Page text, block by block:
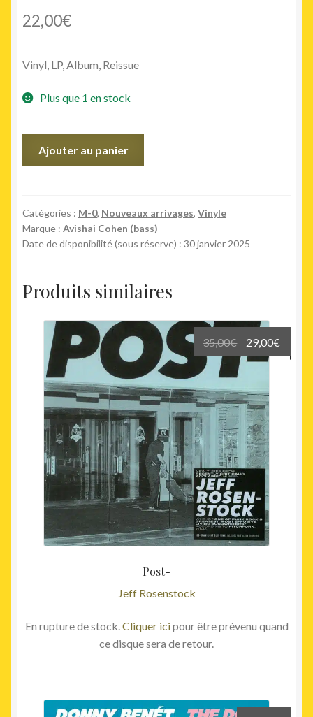
22,00€
Vinyl, LP, Album, Reissue
Plus que 1 en stock
Ajouter au panier
Catégories : M-0, Nouveaux arrivages, Vinyle
Marque : Avishai Cohen (bass)
Date de disponibilité (sous réserve) : 30 janvier 2025
Produits similaires
Post-
Jeff Rosenstock
35,00€
Le
prix
était :
35,00€.
29,00€
prix
En rupture de stock.Cliquer icipour être prévenu quand
ce disque sera de retour.